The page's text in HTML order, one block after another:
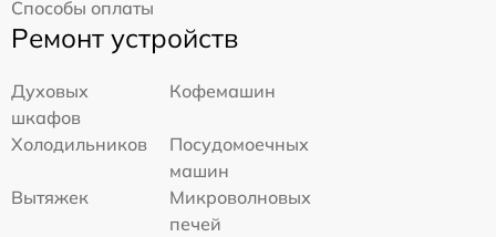
Способы оплаты
Ремонт устройств
Духовых
шкафов
Кофемашин
Холодильников
Посудомоечных
машин
Вытяжек
Микроволновых
печей